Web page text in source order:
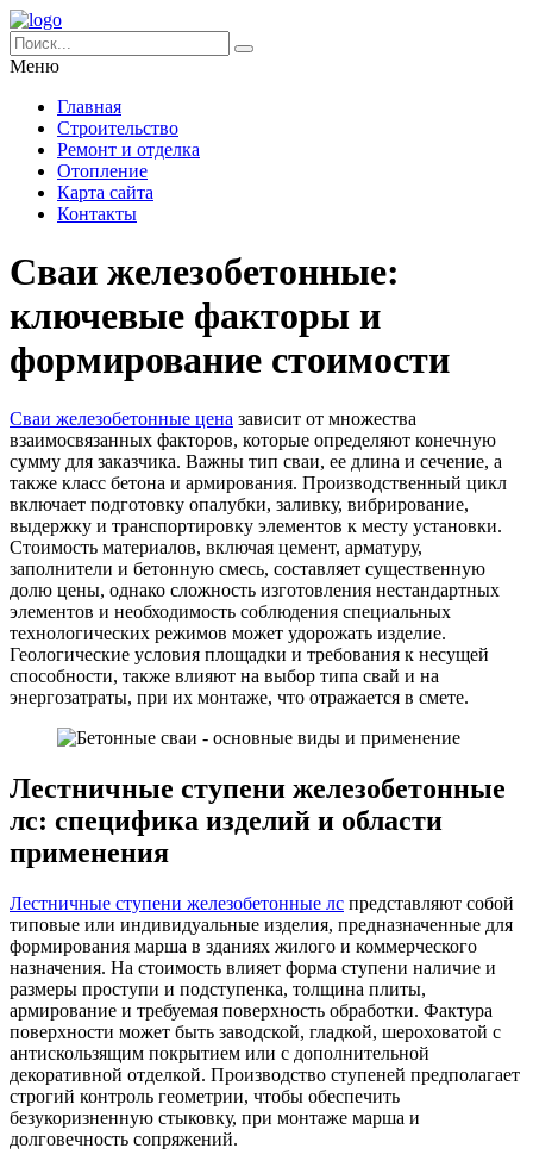
Меню
Главная
Строительство
Ремонт и отделка
Отопление
Карта сайта
Контакты
Сваи железобетонные:
ключевые факторы и
формирование стоимости
Сваи железобетонные цена зависит от множества
взаимосвязанных факторов, которые определяют конечную
сумму для заказчика. Важны тип сваи, ее длина и сечение, а
также класс бетона и армирования. Производственный цикл
включает подготовку опалубки, заливку, вибрирование,
выдержку и транспортировку элементов к месту установки.
Стоимость материалов, включая цемент, арматуру,
заполнители и бетонную смесь, составляет существенную
долю цены, однако сложность изготовления нестандартных
элементов и необходимость соблюдения специальных
технологических режимов может удорожать изделие.
Геологические условия площадки и требования к несущей
способности, также влияют на выбор типа свай и на
энергозатраты, при их монтаже, что отражается в смете.
Лестничные ступени железобетонные
лс: специфика изделий и области
применения
Лестничные ступени железобетонные лс представляют собой
типовые или индивидуальные изделия, предназначенные для
формирования марша в зданиях жилого и коммерческого
назначения. На стоимость влияет форма ступени наличие и
размеры проступи и подступенка, толщина плиты,
армирование и требуемая поверхность обработки. Фактура
поверхности может быть заводской, гладкой, шероховатой с
антискользящим покрытием или с дополнительной
декоративной отделкой. Производство ступеней предполагает
строгий контроль геометрии, чтобы обеспечить
безукоризненную стыковку, при монтаже марша и
долговечность сопряжений.